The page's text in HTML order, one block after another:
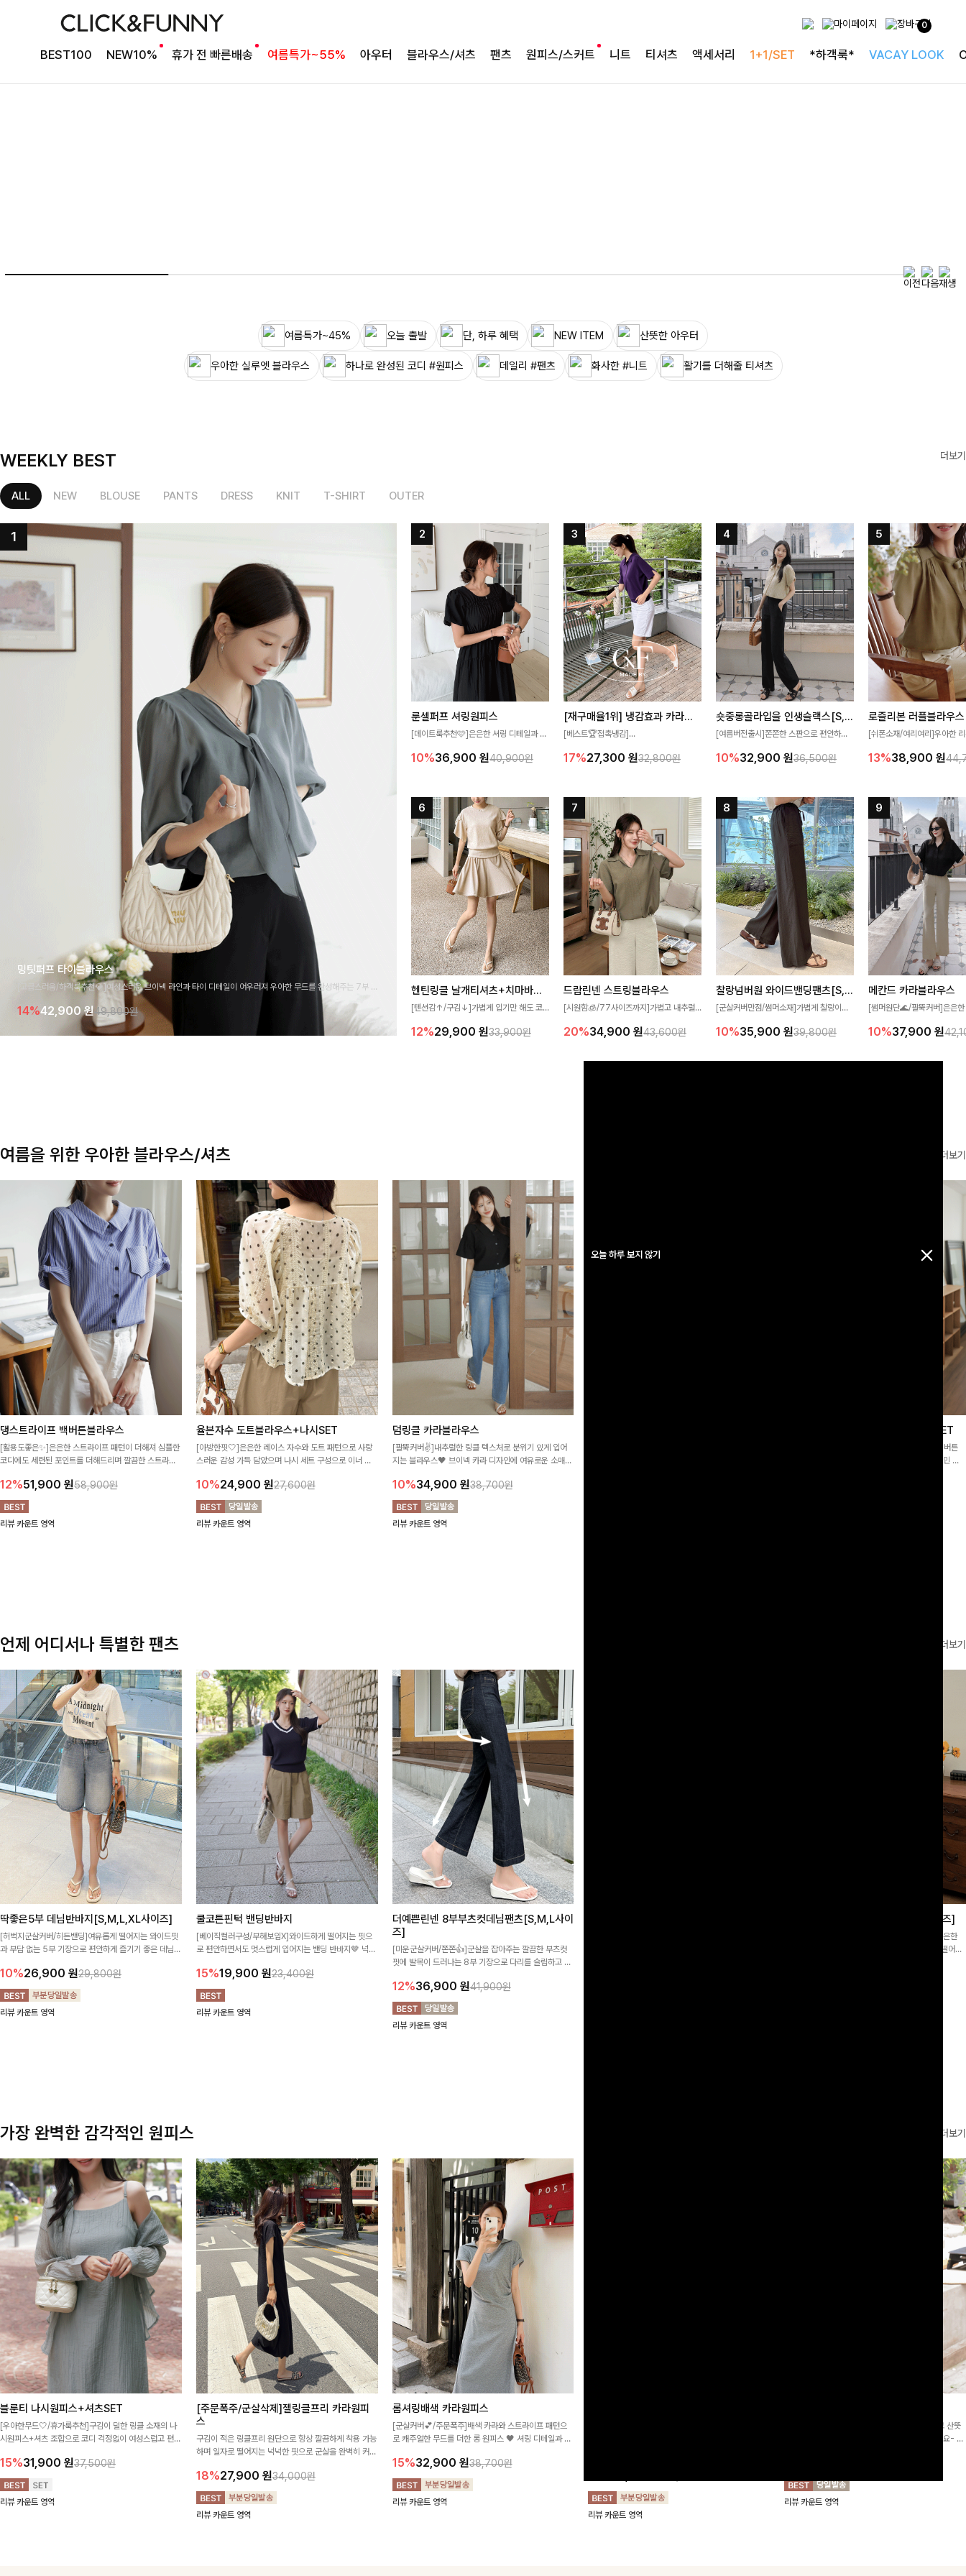
0
BEST100 NEW10% 휴가 전 빠른배송 여름특가~55% 아우터 블라우스/셔츠 팬츠 원피스/스커트 니트 티셔츠 액세서리 1+1/SET *하객룩* VACAY LOOK
오늘 하루 보지 않기
여름의 끝을 완성할
감각적인 원피스
특별한 날을 빛내는
하객룩의 정석
여름특가~45% 오늘 출발 단, 하루 혜택 NEW ITEM 산뜻한 아우터
우아한 실루엣 블라우스 하나로 완성된 코디 #원피스 데일리 #팬츠 화사한 #니트 활기를 더해줄 티셔츠
WEEKLY BEST 더보기
ALL NEW BLOUSE PANTS DRESS KNIT T-SHIRT OUTER
밍팃퍼프 타이블라우스
[고급스러움/하객룩추천💎]여성스러운 브이넥 라인과 타이 디테일이 어우러져 우아한 무드를 완성해주는 7부 블
라우스 🤍 여유로운 7부 소매로 편안하게 착용되며 데일리룩부터 출근룩, 하객룩까지 세련된 스타일링을 연출하
기 좋은 아이템이에요
14%42,900원 49,800원
룬셀퍼프 셔링원피스
[데이트룩추천🩷]은은한 셔링 디테일과 퍼
성해주는 원피스🤍 허리 스모크 밴딩이 슬
즐기기 좋아요
10%36,900 원40,900원
[재구매율1위] 냉감효과 카라니트
[베스트🏆접촉냉감]
고 가벼운 소재감으로 여름에도 시원하게
17%27,300 원32,800원
숏중롱골라입을 인생슬랙스[S,M,L,XL사이즈]
[여름버전출시]쫀쫀한 스판으로 편안하게
숏·기본·롱 기장과 와이드·부츠컷 핏까지 취
10%32,900 원36,500원
로즐리본 러플블라우스
[쉬폰소재/여리여리]우아한
분위기를 더해주는 블라우스
좋아요
13%38,900 원
헨틴링클 날개티셔츠+치마바지SET
[텐션감↑/구김↓]가볍게 입기만 해도 코
게 퍼지는 프릴 날개 소매가 우아한 포인트
12%29,900 원33,900원
드람린넨 스트링블라우스
[시원함🧊/77사이즈까지]가볍고 내추럴
없는 슬릿 카라 디자인이 얼굴선을 더욱 시
20%34,900 원43,600원
찰랑넘버원 와이드밴딩팬츠[S,M,L사이즈]
[군살커버만점/썸머소재]가볍게 찰랑이는
편안하게 착용하실 수 있는 팬츠입니다 🖤
감 있는 착용감을 더해드려요!
10%35,900 원39,800원
메칸드 카라블라우스
[썸머원단🌊/팔뚝커버]은은
세련된 무드를 연출해주는 블
은 베이직한 디자인!
10%37,900 원
여름을 위한 우아한 블라우스/셔츠 더보기
댕스트라이프 백버튼블라우스
[활용도좋은✨]은은한 스트라이프 패턴이 더해져 심플한
코디에도 세련된 포인트를 더해드리며 깔끔한 스트라이
12%51,900 원58,900원
리뷰 카운트 영역
율븐자수 도트블라우스+나시SET
[아방한핏🤍]은은한 레이스 자수와 도트 패턴으로 사랑
스러운 감성 가득 담았으며 나시 세트 구성으로 이너 걱
10%24,900 원27,600원
리뷰 카운트 영역
덤링클 카라블라우스
[팔뚝커버✌]내추럴한 링클 텍스처로 분위기 있게 입어
지는 블라우스🖤 브이넥 카라 디자인에 여유로운 소매핏
10%34,900 원38,700원
리뷰 카운트 영역
제딧레이어드 블라우스+플레어팬츠SET
[완성도높은💗]레이어드한 듯 자연스러운 나시와 버튼
원피스가 함께 구성된 세트 아이템입니다. 코디 고민 없
언제 어디서나 특별한 팬츠 더보기
딱좋은5부 데님반바지[S,M,L,XL사이즈]
[허벅지군살커버/히든밴딩]여유롭게 떨어지는 와이드핏
과 부담 없는 5부 기장으로 편안하게 즐기기 좋은 데님
디한 무드로 연출
10%26,900 원29,800원
리뷰 카운트 영역
쿨코튼핀턱 밴딩반바지
[베이직컬러구성/부해보임X]와이드하게 떨어지는 핏으
로 편안하면서도 멋스럽게 입어지는 밴딩 반바지🤎 넉넉
높게 즐겨지는 아이템!
15%19,900 원23,400원
리뷰 카운트 영역
더예쁜린넨 8부부츠컷데님팬츠[S,M,L사이
즈]
[미운군살커버/쫀쫀👍]군살을 잡아주는 깔끔한 부츠컷
핏에 발목이 드러나는 8부 기장으로 다리를 슬림하고 길
요~!
12%36,900 원41,900원
리뷰 카운트 영역
쿨링버튼 8부와이드팬츠[FREE,L사이즈]
[바스락소재💙/8부기장]사이드 버튼 디테일이 은은한
포인트가 되어주는 와이드 팬츠입니다. 여유롭게 떨어지
가장 완벽한 감각적인 원피스 더보기
블룬티 나시원피스+셔츠SET
[우아한무드🤍/휴가룩추천]구김이 덜한 링클 소재의 나
시원피스+셔츠 조합으로 코디 걱정없이 여성스럽고 편안
15%31,900 원37,500원
리뷰 카운트 영역
[주문폭주/군살삭제]젤링클프리 카라원피
스
구김이 적은 링클프리 원단으로 항상 깔끔하게 착용 가능
하며 일자로 떨어지는 넉넉한 핏으로 군살을 완벽히 커버
18%27,900 원34,000원
리뷰 카운트 영역
롬셔링배색 카라원피스
[군살커버💕/주문폭주]배색 카라와 스트라이프 패턴으
로 캐주얼한 무드를 더한 롱 원피스 🖤 셔링 디테일과 쫀
15%32,900 원38,700원
리뷰 카운트 영역
리뷰 카운트 영역
[청순무드/체형커버]꾸안꾸 무드의 정석🤍 가볍고 산뜻
한 착용감으로 여름 내내 손이 자주 가는 원피스예요- 은
리뷰 카운트 영역